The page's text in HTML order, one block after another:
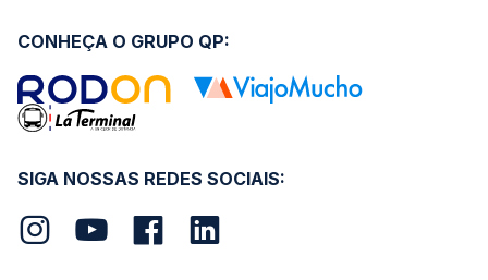
SIGA NOSSAS REDES SOCIAIS:
CONHEÇA O GRUPO QP: